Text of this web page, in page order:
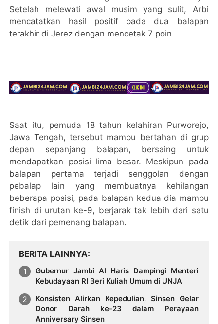
Setelah melewati awal musim yang sulit, Arbi
mencatatkan hasil positif pada dua balapan
terakhir di Jerez dengan mencetak 7 poin.
Saat itu, pemuda 18 tahun kelahiran Purworejo,
Jawa Tengah, tersebut mampu bertahan di grup
depan sepanjang balapan, bersaing untuk
mendapatkan posisi lima besar. Meskipun pada
balapan pertama terjadi senggolan dengan
pebalap lain yang membuatnya kehilangan
beberapa posisi, pada balapan kedua dia mampu
finish di urutan ke-9, berjarak tak lebih dari satu
detik dari pemenang balapan.
BERITA LAINNYA
Gubernur Jambi Al Haris Dampingi Menteri
Kebudayaan RI Beri Kuliah Umum di UNJA
Konsisten Alirkan Kepedulian, Sinsen Gelar
Donor Darah ke-23 dalam Perayaan
Anniversary Sinsen